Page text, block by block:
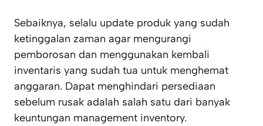
Sebaiknya, selalu update produk yang sudah
ketinggalan zaman agar mengurangi
pemborosan dan menggunakan kembali
inventaris yang sudah tua untuk menghemat
anggaran. Dapat menghindari persediaan
sebelum rusak adalah salah satu dari banyak
keuntungan management inventory.